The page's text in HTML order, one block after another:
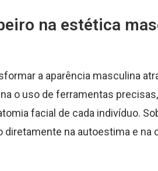
na estética
a aparência masculina
o uso de ferramentas
facial de cada indivíduo.
na autoestima e na